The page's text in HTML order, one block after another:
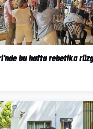
bu hafta rebetika